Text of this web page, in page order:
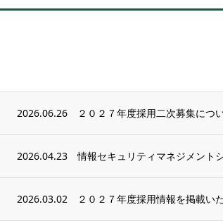
2026.06.26 ２０２７年度採用二次募集につ
2026.04.23 情報セキュリティマネジメント
2026.03.02 ２０２７年度採用情報を掲載い